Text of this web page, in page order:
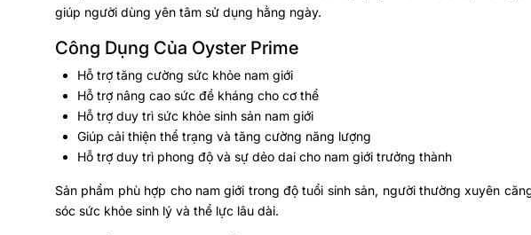
giúp người dùng yên tâm sử dụng hằng ngày.
Công Dụng Của Oyster Prime
Hỗ trợ tăng cường sức khỏe nam giới
Hỗ trợ nâng cao sức đề kháng cho cơ thể
Hỗ trợ duy trì sức khỏe sinh sản nam giới
Giúp cải thiện thể trạng và tăng cường năng lượng
Hỗ trợ duy trì phong độ và sự dẻo dai cho nam giới trưởng thành
Sản phẩm phù hợp cho nam giới trong độ tuổi sinh sản, người thường xuyên
sóc sức khỏe sinh lý và thể lực lâu dài.